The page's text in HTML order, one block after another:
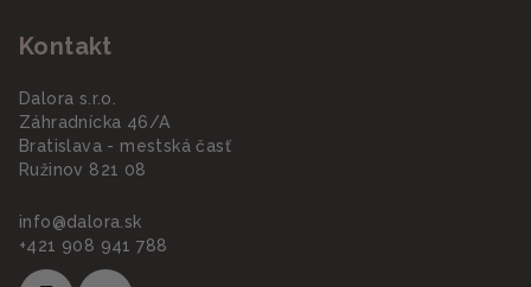
Kontakt
Dalora s.r.o.
Záhradnícka 46/A
Bratislava - mestská časť
Ružinov 821 08
info@dalora.sk
+421 908 941 788